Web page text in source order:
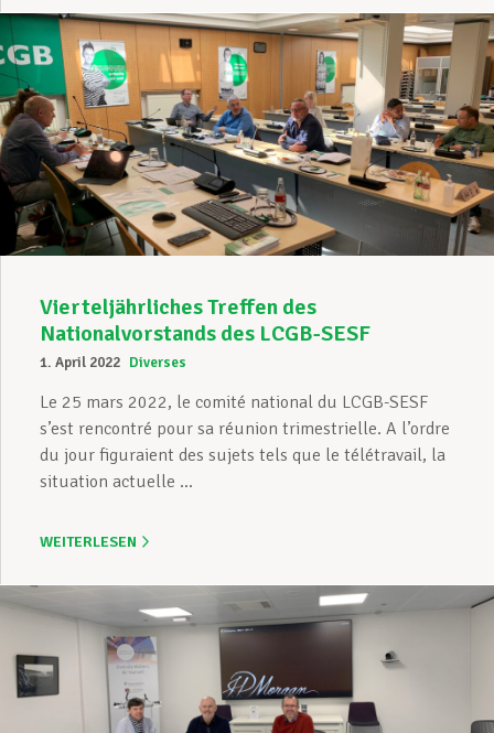
Vierteljährliches Treffen des
Nationalvorstands des LCGB-SESF
1. April 2022 Diverses
Le 25 mars 2022, le comité national du LCGB-SESF
s’est rencontré pour sa réunion trimestrielle. A l’ordre
du jour figuraient des sujets tels que le télétravail, la
situation actuelle ...
WEITERLESEN